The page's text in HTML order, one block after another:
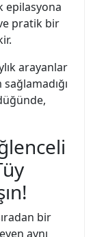
epilasyona
pratik bir
arayanlar
bir
aynı